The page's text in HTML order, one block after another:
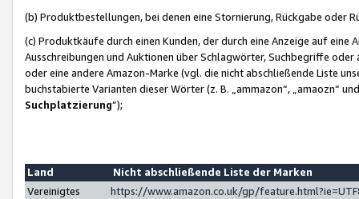
(b) Produktbestellungen, bei denen eine Stornierung, Rückgabe oder
(c) Produktkäufe durch einen Kunden, der durch eine Anzeige auf
Ausschreibungen und Auktionen über Schlagwörter, Suchbegriffe
oder eine andere Amazon-Marke (vgl. die nicht abschließende Liste
buchstabierte Varianten dieser Wörter (z. B. „ammazon“, „amaozn“
Suchplatzierung”);
Land
Nicht abschließende Liste der Marken
Vereinigtes
https://www.amazon.co.uk/gp/